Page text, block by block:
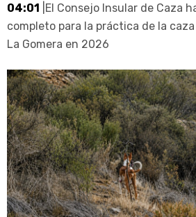
04:01 |El Consejo Insular de Caza
completo para la práctica de la
La Gomera en 2026